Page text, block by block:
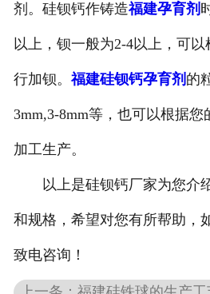
剂。硅钡钙作铸造福建孕育剂
以上，钡一般为2-4以上，可
行加钡。 福建硅钡钙孕育剂 的
3mm,3-8mm等，也可以根据
加工生产。
以上是硅钡钙厂家为您介
和规格，希望对您有所帮助，
致电咨询！